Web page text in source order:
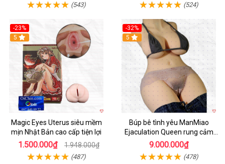
(543) (524)
-23%
Hot
5
Magic Eyes Uterus siêu mềm
mịn Nhật Bản cao cấp tiện lợi
1.500.000₫ 1.948.000₫
(487)
-32%
5
Búp bê tình yêu ManMiao
Ejaculation Queen rung cảm
biến sưởi ấm phun nước thông
9.000.000₫
(478)